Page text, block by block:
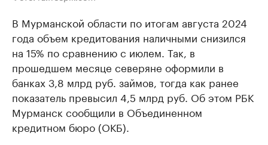
В Мурманской области по итогам августа 2024
года объем кредитования наличными снизился
на 15% по сравнению с июлем. Так, в
прошедшем месяце северяне оформили в
банках 3,8 млрд руб. займов, тогда как ранее
показатель превысил 4,5 млрд руб. Об этом РБК
Мурманск сообщили в Объединенном
кредитном бюро (ОКБ).